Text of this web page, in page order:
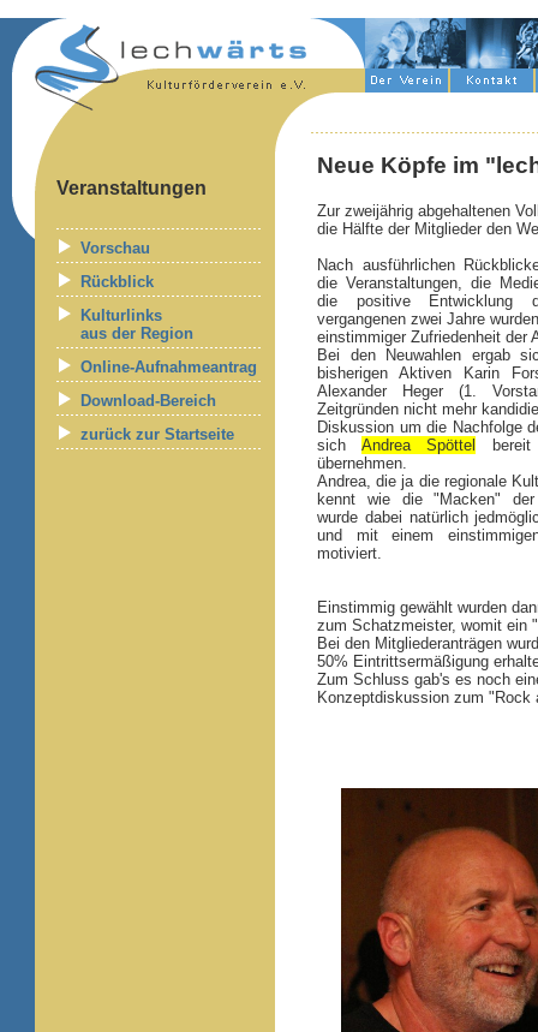
Veranstaltungen
Vorschau
Rückblick
Kulturlinks
aus der Region
Online-Aufnahmeantrag
Download-Bereich
zurück zur Startseite
Neue Köpfe im
Zur zweijährig abgehaltenen
die Hälfte der Mitglieder den
Nach ausführlichen
die Veranstaltungen, die
die positive Entwicklung
vergangenen zwei Jahre
einstimmiger Zufriedenheit der
Bei den Neuwahlen ergab
bisherigen Aktiven Karin
Alexander Heger (1.
Zeitgründen nicht mehr
Diskussion um die Nachfolge
sich Andrea Spöttel
übernehmen.
Andrea, die ja die regionale
kennt wie die "Macken" der
wurde dabei natürlich
und mit einem
motiviert.
Einstimmig gewählt wurden
zum Schatzmeister, womit ein
Bei den Mitgliederanträgen
50% Eintrittsermäßigung
Zum Schluss gab's es noch
Konzeptdiskussion zum "Rock